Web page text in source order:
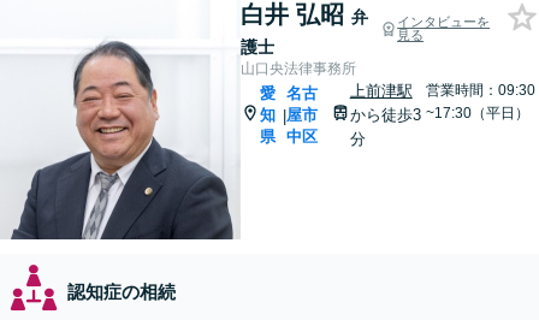
白井 弘昭 弁
護士
インタビューを
見る
山口央法律事務所
愛
知
県
|
名古
屋市
中区
上前津駅
から徒歩3
分
営業時間：09:30
~17:30（平日）
認知症の相続